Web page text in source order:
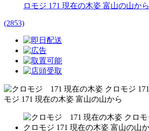
ロモジ 171 現在の木姿 富山の山から
(2853)